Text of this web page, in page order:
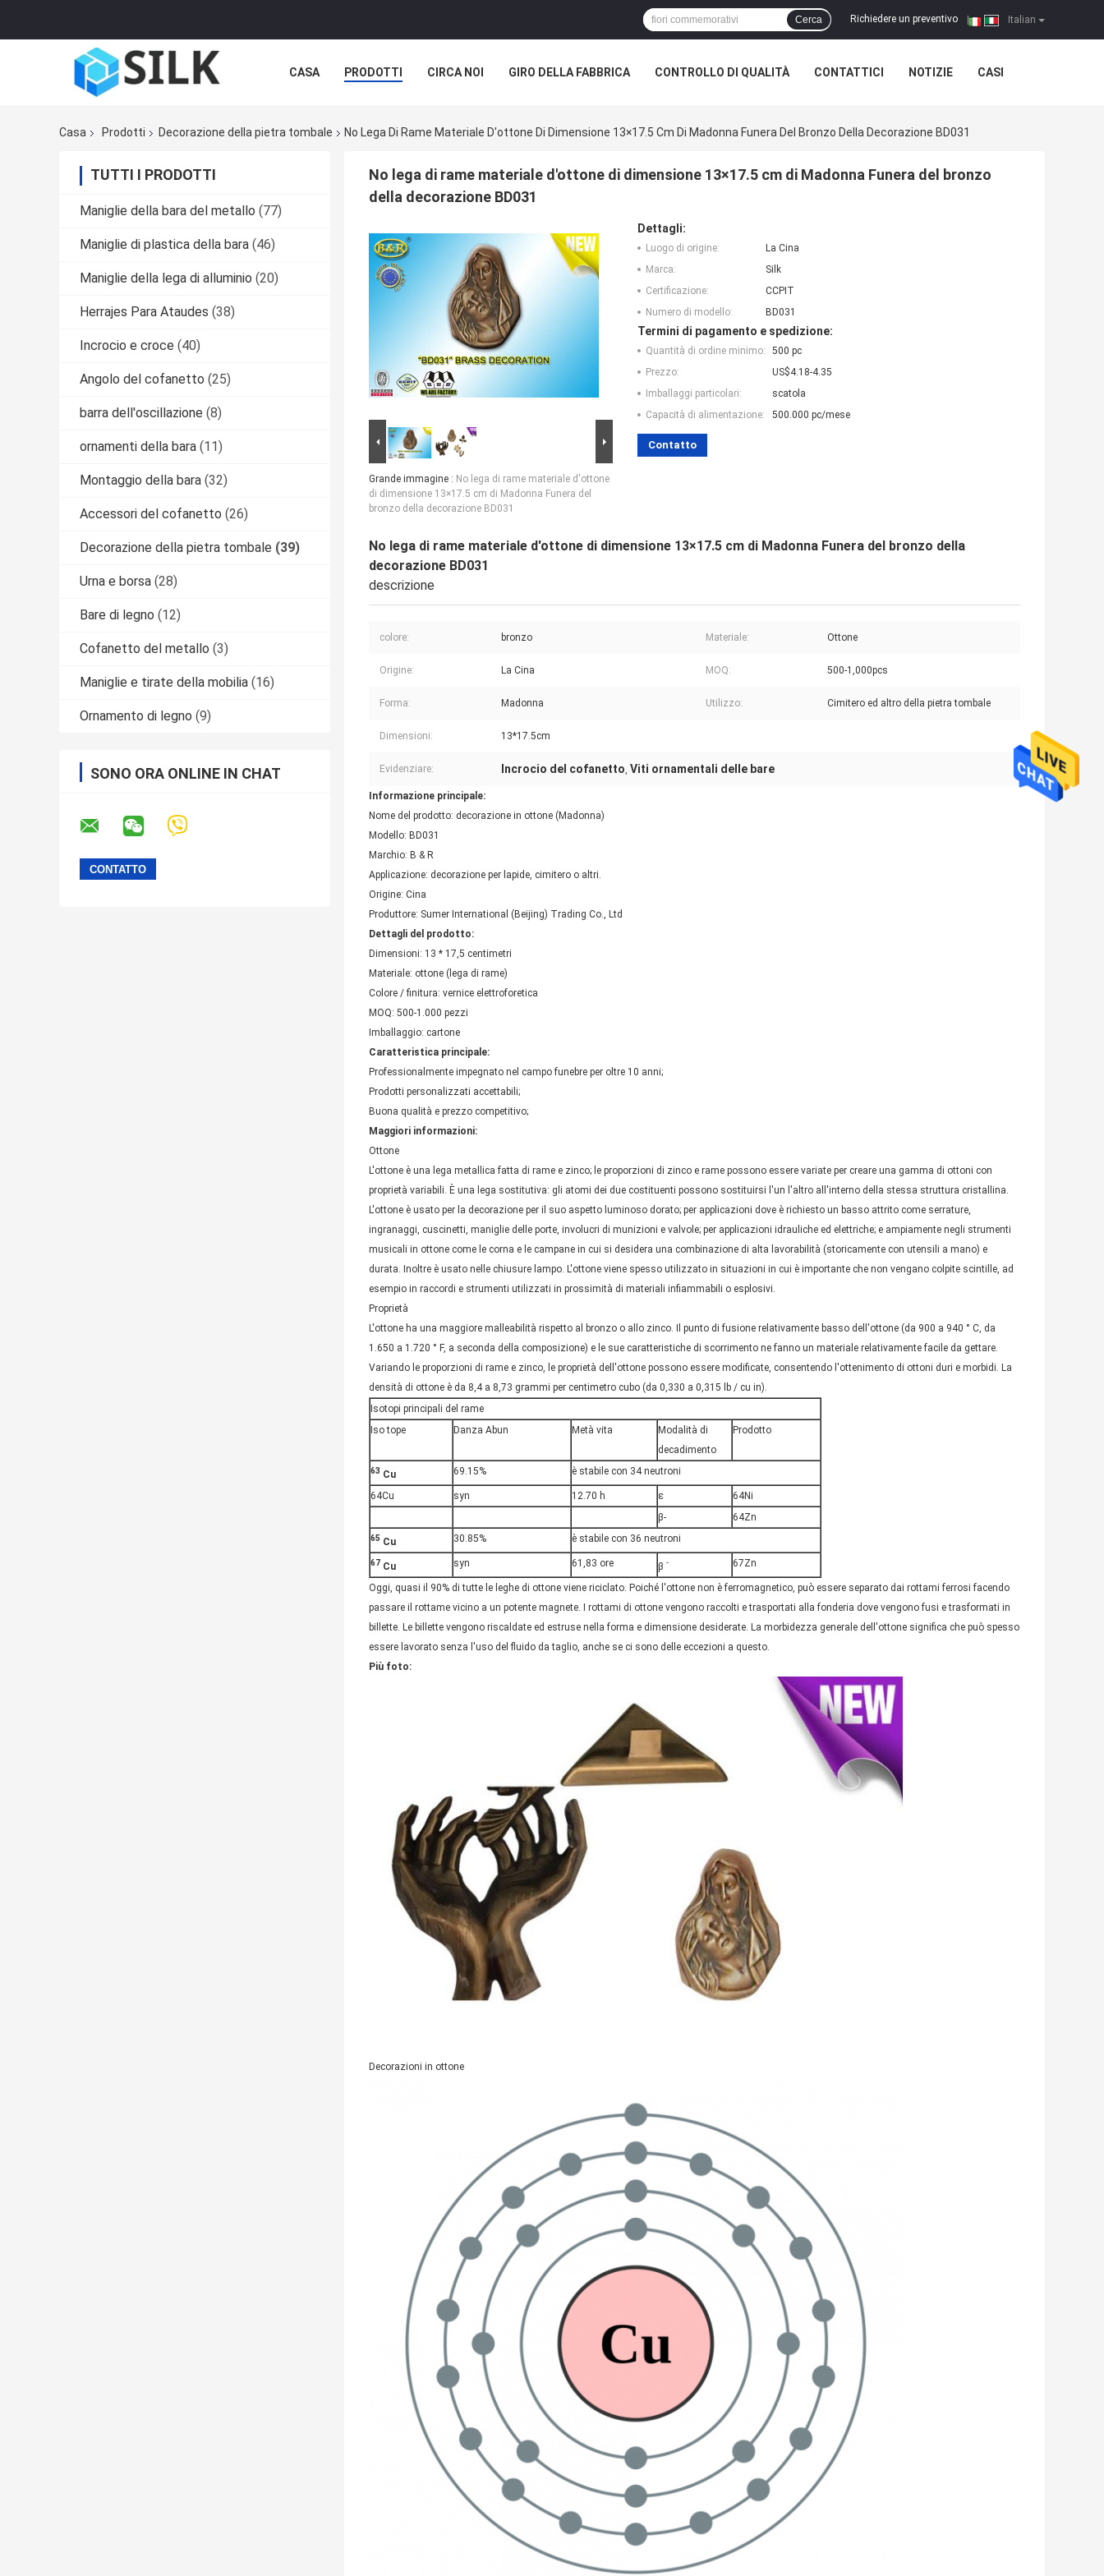
Italian
Richiedere un preventivo |
Cerca
CASA PRODOTTI CIRCA NOI GIRO DELLA FABBRICA CONTROLLO DI QUALITÀ CONTATTICI NOTIZIE CASI
Casa Prodotti Decorazione della pietra tombale No Lega Di Rame Materiale D'ottone Di Dimensione 13×17.5 Cm Di Madonna Funera Del Bronzo Della Decorazione BD031
TUTTI I PRODOTTI
Maniglie della bara del metallo (77)
Maniglie di plastica della bara (46)
Maniglie della lega di alluminio (20)
Herrajes Para Ataudes (38)
Incrocio e croce (40)
Angolo del cofanetto (25)
barra dell'oscillazione (8)
ornamenti della bara (11)
Montaggio della bara (32)
Accessori del cofanetto (26)
Decorazione della pietra tombale (39)
Urna e borsa (28)
Bare di legno (12)
Cofanetto del metallo (3)
Maniglie e tirate della mobilia (16)
Ornamento di legno (9)
SONO ORA ONLINE IN CHAT
No lega di rame materiale d'ottone di dimensione 13×17.5 cm di Madonna Funera del bronzo
della decorazione BD031
Grande immagine : No lega di rame materiale d'ottone
di dimensione 13×17.5 cm di Madonna Funera del
bronzo della decorazione BD031
Dettagli:
Luogo di origine:
La Cina
Marca:
Silk
Certificazione:
CCPIT
Numero di modello:
BD031
Termini di pagamento e spedizione:
Quantità di ordine minimo:
500 pc
Prezzo:
US$4.18-4.35
Imballaggi particolari:
scatola
Capacità di alimentazione:
500.000 pc/mese
Contatto
No lega di rame materiale d'ottone di dimensione 13×17.5 cm di Madonna Funera del bronzo della
decorazione BD031
descrizione
colore: bronzo Materiale: Ottone
Origine: La Cina MOQ: 500-1,000pcs
Forma: Madonna Utilizzo: Cimitero ed altro della pietra tombale
Dimensioni: 13*17.5cm
Evidenziare: Incrocio del cofanetto, Viti ornamentali delle bare
Informazione principale:
Nome del prodotto: decorazione in ottone (Madonna)
Modello: BD031
Marchio: B & R
Applicazione: decorazione per lapide, cimitero o altri.
Origine: Cina
Produttore: Sumer International (Beijing) Trading Co., Ltd
Dettagli del prodotto:
Dimensioni: 13 * 17,5 centimetri
Materiale: ottone (lega di rame)
Colore / finitura: vernice elettroforetica
MOQ: 500-1.000 pezzi
Imballaggio: cartone
Caratteristica principale:
Professionalmente impegnato nel campo funebre per oltre 10 anni;
Prodotti personalizzati accettabili;
Buona qualità e prezzo competitivo;
Maggiori informazioni:
Ottone
L'ottone è una lega metallica fatta di rame e zinco; le proporzioni di zinco e rame possono essere variate per creare una gamma di ottoni con
proprietà variabili. È una lega sostitutiva: gli atomi dei due costituenti possono sostituirsi l'un l'altro all'interno della stessa struttura cristallina.
L'ottone è usato per la decorazione per il suo aspetto luminoso dorato; per applicazioni dove è richiesto un basso attrito come serrature,
ingranaggi, cuscinetti, maniglie delle porte, involucri di munizioni e valvole; per applicazioni idrauliche ed elettriche; e ampiamente negli strumenti
musicali in ottone come le corna e le campane in cui si desidera una combinazione di alta lavorabilità (storicamente con utensili a mano) e
durata. Inoltre è usato nelle chiusure lampo. L'ottone viene spesso utilizzato in situazioni in cui è importante che non vengano colpite scintille, ad
esempio in raccordi e strumenti utilizzati in prossimità di materiali infiammabili o esplosivi.
Proprietà
L'ottone ha una maggiore malleabilità rispetto al bronzo o allo zinco. Il punto di fusione relativamente basso dell'ottone (da 900 a 940 ° C, da
1.650 a 1.720 ° F, a seconda della composizione) e le sue caratteristiche di scorrimento ne fanno un materiale relativamente facile da gettare.
Variando le proporzioni di rame e zinco, le proprietà dell'ottone possono essere modificate, consentendo l'ottenimento di ottoni duri e morbidi. La
densità di ottone è da 8,4 a 8,73 grammi per centimetro cubo (da 0,330 a 0,315 lb / cu in).
Isotopi principali del rame
Iso tope
Danza Abun Metà vita
Modalità di
decadimento
Prodotto
63 Cu 69.15% è stabile con 34neutroni
64Cu syn 12.70 h ε
64Ni
β-
64Zn
65 Cu 30.85% è stabile con 36 neutroni
67 Cu syn 61,83 ore β - 67Zn
Oggi, quasi il 90% di tutte le leghe di ottone viene riciclato. Poiché l'ottone non è ferromagnetico, può essere separato dai rottami ferrosi facendo
passare il rottame vicino a un potente magnete. I rottami di ottone vengono raccolti e trasportati alla fonderia dove vengono fusi e trasformati in
billette. Le billette vengono riscaldate ed estruse nella forma e dimensione desiderate. La morbidezza generale dell'ottone significa che può spesso
essere lavorato senza l'uso del fluido da taglio, anche se ci sono delle eccezioni a questo.
Più foto:
Decorazioni in ottone